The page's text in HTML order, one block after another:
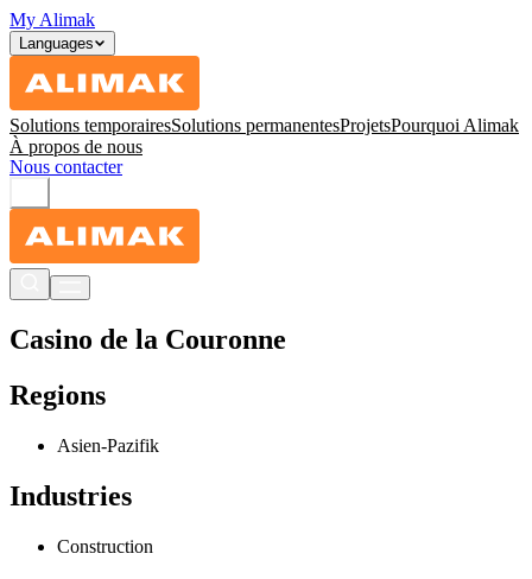
My Alimak
Languages
Solutions temporairesSolutions permanentesProjetsPourquoi Alimak
À propos de nous
Nous contacter
Casino de la Couronne
Regions
Asien-Pazifik
Industries
Construction